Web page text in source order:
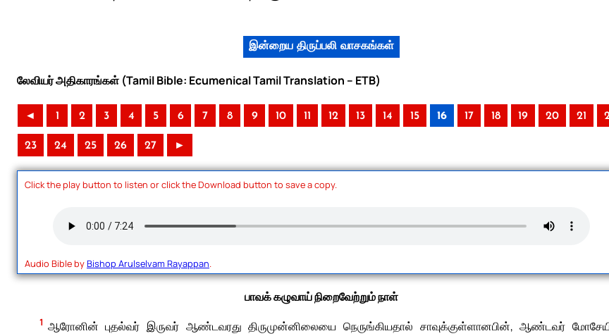
இன்றைய திருப்பலி வாசகங்கள்
லேவியர் அதிகாரங்கள் (Tamil Bible: Ecumenical Tamil Translation – ETB)
◄ 1 2 3 4 5 6 7 8 9 10 11 12 13 14 15 16 17 18 19 20 21
23 24 25 26 27 ►
Click the play button to listen or click the Download button to save a copy.
Audio Bible byBishop Arulselvam Rayappan.
பாவக் கழுவாய் நிறைவேற்றும் நாள்
1 ஆரோனின் புதல்வர் இருவர் ஆண்டவரது திருமுன்னிலையை நெருங்கியதால் சாவுக்குள்ளானபின், ஆண்டவர்